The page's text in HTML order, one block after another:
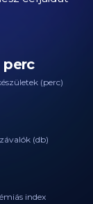
perc
(perc)
(db)
index